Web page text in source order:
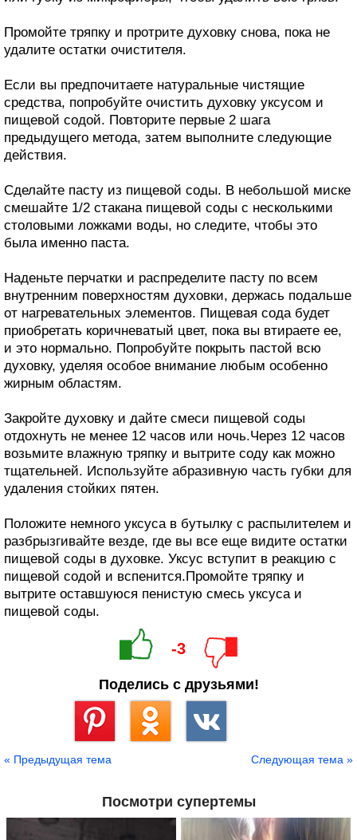
Промойте тряпку и протрите духовку снова, пока не
удалите остатки очистителя.
Если вы предпочитаете натуральные чистящие
средства, попробуйте очистить духовку уксусом и
пищевой содой. Повторите первые 2 шага
предыдущего метода, затем выполните следующие
действия.
Сделайте пасту из пищевой соды. В небольшой миске
смешайте 1/2 стакана пищевой соды с несколькими
столовыми ложками воды, но следите, чтобы это
была именно паста.
Наденьте перчатки и распределите пасту по всем
внутренним поверхностям духовки, держась подальше
от нагревательных элементов. Пищевая сода будет
приобретать коричневатый цвет, пока вы втираете ее,
и это нормально. Попробуйте покрыть пастой всю
духовку, уделяя особое внимание любым особенно
жирным областям.
Закройте духовку и дайте смеси пищевой соды
отдохнуть не менее 12 часов или ночь.Через 12 часов
возьмите влажную тряпку и вытрите соду как можно
тщательней. Используйте абразивную часть губки для
удаления стойких пятен.
Положите немного уксуса в бутылку с распылителем и
разбрызгивайте везде, где вы все еще видите остатки
пищевой соды в духовке. Уксус вступит в реакцию с
пищевой содой и вспенится.Промойте тряпку и
вытрите оставшуюся пенистую смесь уксуса и
пищевой соды.
-3
Поделись с друзьями!
« Предыдущая тема Следующая тема »
Посмотри супертемы